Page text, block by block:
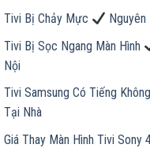
Tivi Bị Chảy Mực
Nguyên
Tivi Bị Sọc Ngang Màn Hình
Nội
Tivi Samsung Có Tiếng
Tại Nhà
Giá Thay Màn Hình Tivi Sony